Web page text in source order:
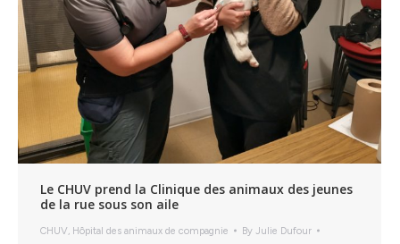
Le CHUV prend la Clinique des animaux des jeunes
de la rue sous son aile
CHUV Hôpital des animaux de compagnie By Julie Dufour